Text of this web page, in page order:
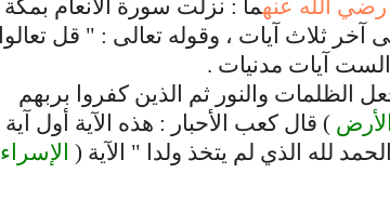
رضي الله عنهما : نزلت سورة الأنعام بمكة
آخر ثلاث آيات ، وقوله تعالى : " قل تعالوا
آيات مدنيات .
الظلمات والنور ثم الذين كفروا بربهم
) قال كعب الأحبار : هذه الآية أول آية
لله الذي لم يتخذ ولدا " الآية ( الإسراء